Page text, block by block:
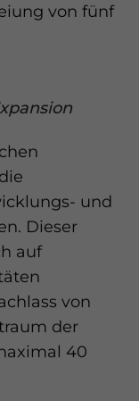
von fünf
und
Dieser
auf
von
der
40